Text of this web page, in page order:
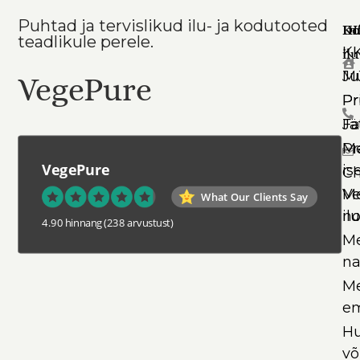
Puhtad ja tervislikud ilu- ja kodutooted
teadlikule perele.
VegePure
VegePure
What Our Clients Say
4.90 hinnang(238 arvustust)